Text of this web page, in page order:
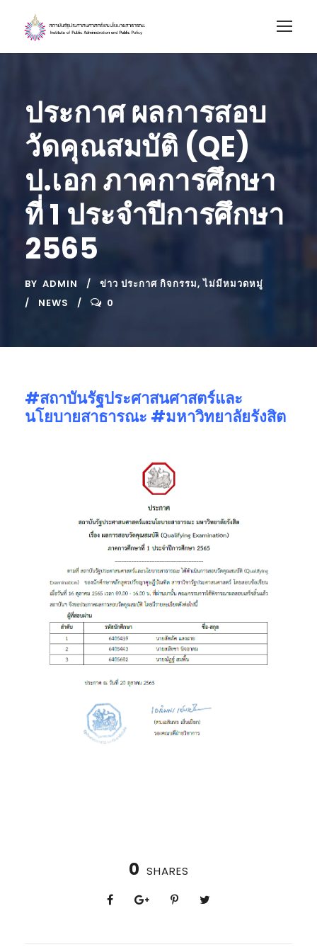
ประกาศ ผลการสอบ
วัดคุณสมบัติ (QE)
ป.เอก ภาคการศึกษา
ที่ 1 ประจำปีการศึกษา
2565
BY ADMIN ข่าว ประกาศ กิจกรรม, ไม่มีหมวดหมู่
NEWS
0
#สถาบันรัฐประศาสนศาสตร์และ
นโยบายสาธารณะ #มหาวิทยาลัยรังสิต
0 SHARES